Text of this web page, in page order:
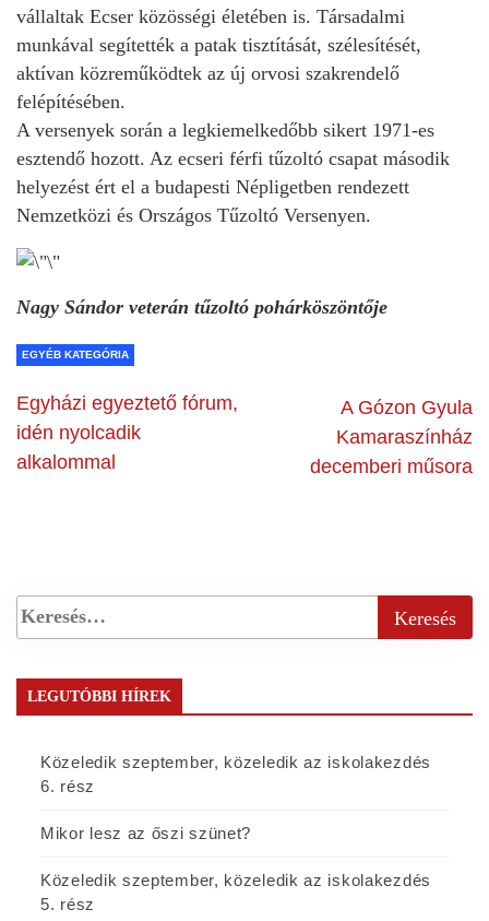
vállaltak Ecser közösségi életében is. Társadalmi
munkával segítették a patak tisztítását, szélesítését,
aktívan közreműködtek az új orvosi szakrendelő
felépítésében.
A versenyek során a legkiemelkedőbb sikert 1971-es
esztendő hozott. Az ecseri férfi tűzoltó csapat második
helyezést ért el a budapesti Népligetben rendezett
Nemzetközi és Országos Tűzoltó Versenyen.
Nagy Sándor veterán tűzoltó pohárköszöntője
EGYÉB KATEGÓRIA
Egyházi egyeztető fórum,
idén nyolcadik
alkalommal
A Gózon Gyula
Kamaraszínház
decemberi műsora
LEGUTÓBBI HÍREK
Közeledik szeptember, közeledik az iskolakezdés
6. rész
Mikor lesz az őszi szünet?
Közeledik szeptember, közeledik az iskolakezdés
5. rész